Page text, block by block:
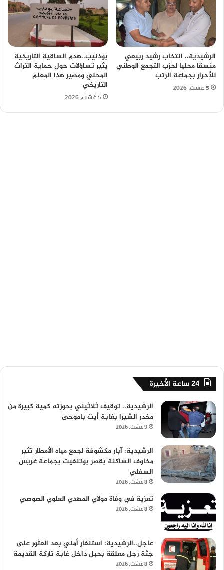
الرشيدية.. انتخاب رشيد ربيعي
منسقا محليا لحزب التجمع الوطني
للأحرار بجماعة الرتب
5 غشت، 2026
بوذنيب..هدم الساقية التاريخية
يثير تساؤلات حول حماية التراث
المحلي ومصير هذا المعلم
التاريخي
5 غشت، 2026
24 ساعة الأخيرة
الرشيدية.. توقيف ثلاثيني بحوزته كمية كبيرة من
مخدر الشيرا بغابة أيت باموحى
9 غشت، 2026
الرشيدية: آبار مكشوفة لجمع مياه الأمطار تثير
مخاوف الساكنة بقصر بوتنفيت بجماعة غريس
السفلي
8 غشت، 2026
تعزية في وفاة مولاي المهدي العلوي الصوصي
8 غشت، 2026
عاجل..الرشيدية: استنفار أمني بعد العثور على
جثة رجل معلقة بحبل داخل غابة تاركة القديمة
8 غشت، 2026